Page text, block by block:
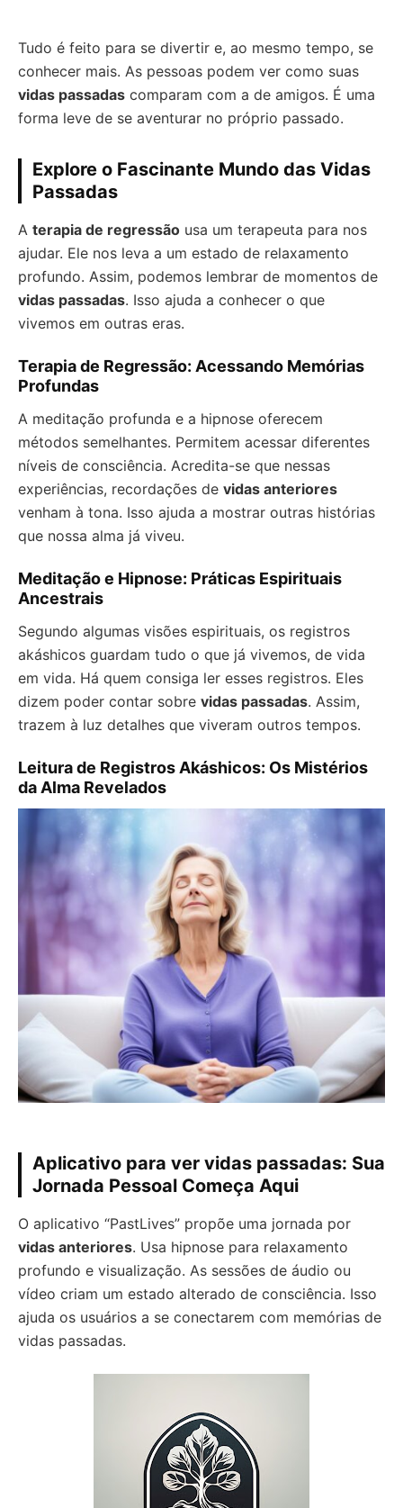
Tudo é feito para se divertir e, ao mesmo tempo, se
conhecer mais. As pessoas podem ver como suas
vidas passadas comparam com a de amigos. É uma
forma leve de se aventurar no próprio passado.
Explore o Fascinante Mundo das Vidas
Passadas
A terapia de regressão usa um terapeuta para nos
ajudar. Ele nos leva a um estado de relaxamento
profundo. Assim, podemos lembrar de momentos de
vidas passadas. Isso ajuda a conhecer o que
vivemos em outras eras.
Terapia de Regressão: Acessando Memórias
Profundas
A meditação profunda e a hipnose oferecem
métodos semelhantes. Permitem acessar diferentes
níveis de consciência. Acredita-se que nessas
experiências, recordações de vidas anteriores
venham à tona. Isso ajuda a mostrar outras histórias
que nossa alma já viveu.
Meditação e Hipnose: Práticas Espirituais
Ancestrais
Segundo algumas visões espirituais, os registros
akáshicos guardam tudo o que já vivemos, de vida
em vida. Há quem consiga ler esses registros. Eles
dizem poder contar sobre vidas passadas. Assim,
trazem à luz detalhes que viveram outros tempos.
Leitura de Registros Akáshicos: Os Mistérios
da Alma Revelados
Aplicativo para ver vidas passadas: Sua
Jornada Pessoal Começa Aqui
O aplicativo “PastLives” propõe uma jornada por
vidas anteriores. Usa hipnose para relaxamento
profundo e visualização. As sessões de áudio ou
vídeo criam um estado alterado de consciência. Isso
ajuda os usuários a se conectarem com memórias de
vidas passadas.